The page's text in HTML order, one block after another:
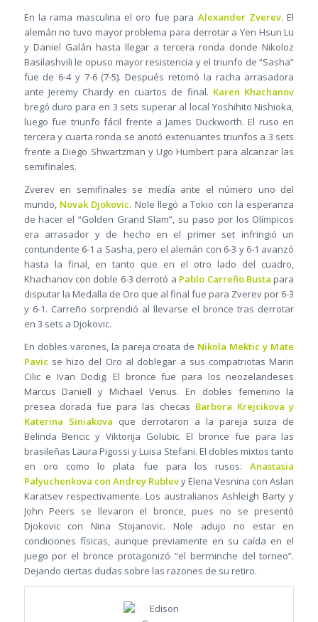
En la rama masculina el oro fue para Alexander Zverev. El
alemán no tuvo mayor problema para derrotar a Yen Hsun Lu
y Daniel Galán hasta llegar a tercera ronda donde Nikoloz
Basilashvili le opuso mayor resistencia y el triunfo de “Sasha”
fue de 6-4 y 7-6 (7-5). Después retomó la racha arrasadora
ante Jeremy Chardy en cuartos de final. Karen Khachanov
bregó duro para en 3 sets superar al local Yoshihito Nishioka,
luego fue triunfo fácil frente a James Duckworth. El ruso en
tercera y cuarta ronda se anotó extenuantes triunfos a 3 sets
frente a Diego Shwartzman y Ugo Humbert para alcanzar las
semifinales.
Zverev en semifinales se medía ante el número uno del
mundo,Novak Djokovic. Nole llegó a Tokio con la esperanza
de hacer el “Golden Grand Slam”, su paso por los Olímpicos
era arrasador y de hecho en el primer set infringió un
contundente 6-1 a Sasha, pero el alemán con 6-3 y 6-1 avanzó
hasta la final, en tanto que en el otro lado del cuadro,
Khachanov con doble 6-3 derrotó a Pablo Carreño Busta para
disputar la Medalla de Oro que al final fue para Zverev por 6-3
y 6-1. Carreño sorprendió al llevarse el bronce tras derrotar
en 3 sets a Djokovic.
En dobles varones, la pareja croata de Nikola Mektic y Mate
Pavic se hizo del Oro al doblegar a sus compatriotas Marin
Cilic e Ivan Dodig. El bronce fue para los neozelandeses
Marcus Daniell y Michael Venus. En dobles femenino la
presea dorada fue para las checas Barbora Krejcikova y
Katerina Siniakova que derrotaron a la pareja suiza de
Belinda Bencic y Viktorija Golubic. El bronce fue para las
brasileñas Laura Pigossi y Luisa Stefani. El dobles mixtos tanto
en oro como lo plata fue para los rusos:Anastasia
Palyuchenkova con Andrey Rublevy Elena Vesnina con Aslan
Karatsev respectivamente. Los australianos Ashleigh Barty y
John Peers se llevaron el bronce, pues no se presentó
Djokovic con Nina Stojanovic. Nole adujo no estar en
condiciones físicas, aunque previamente en su caída en el
juego por el bronce protagonizó “el berrninche del torneo”.
Dejando ciertas dudas sobre las razones de su retiro.